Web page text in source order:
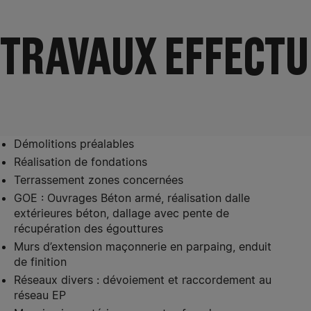
TRAVAUX
Démolitions préalables
Réalisation de fondations
Terrassement zones concernées
GOE : Ouvrages Béton armé, réalisation dalle
extérieures béton, dallage avec pente de
récupération des égouttures
Murs d’extension maçonnerie en parpaing, enduit
de finition
Réseaux divers : dévoiement et raccordement au
réseau EP